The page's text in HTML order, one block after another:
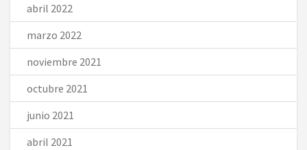
abril 2022
marzo 2022
noviembre 2021
octubre 2021
junio 2021
abril 2021